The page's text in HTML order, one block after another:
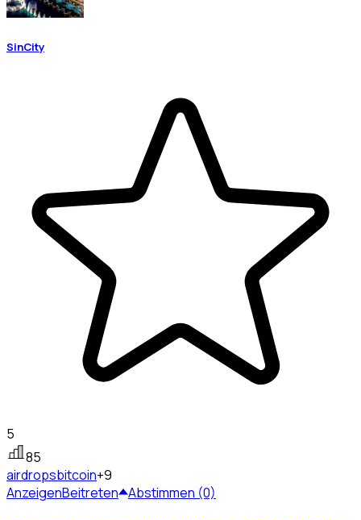
SinCity
5
85
airdropsbitcoin+9
AnzeigenBeitreten Abstimmen (0)